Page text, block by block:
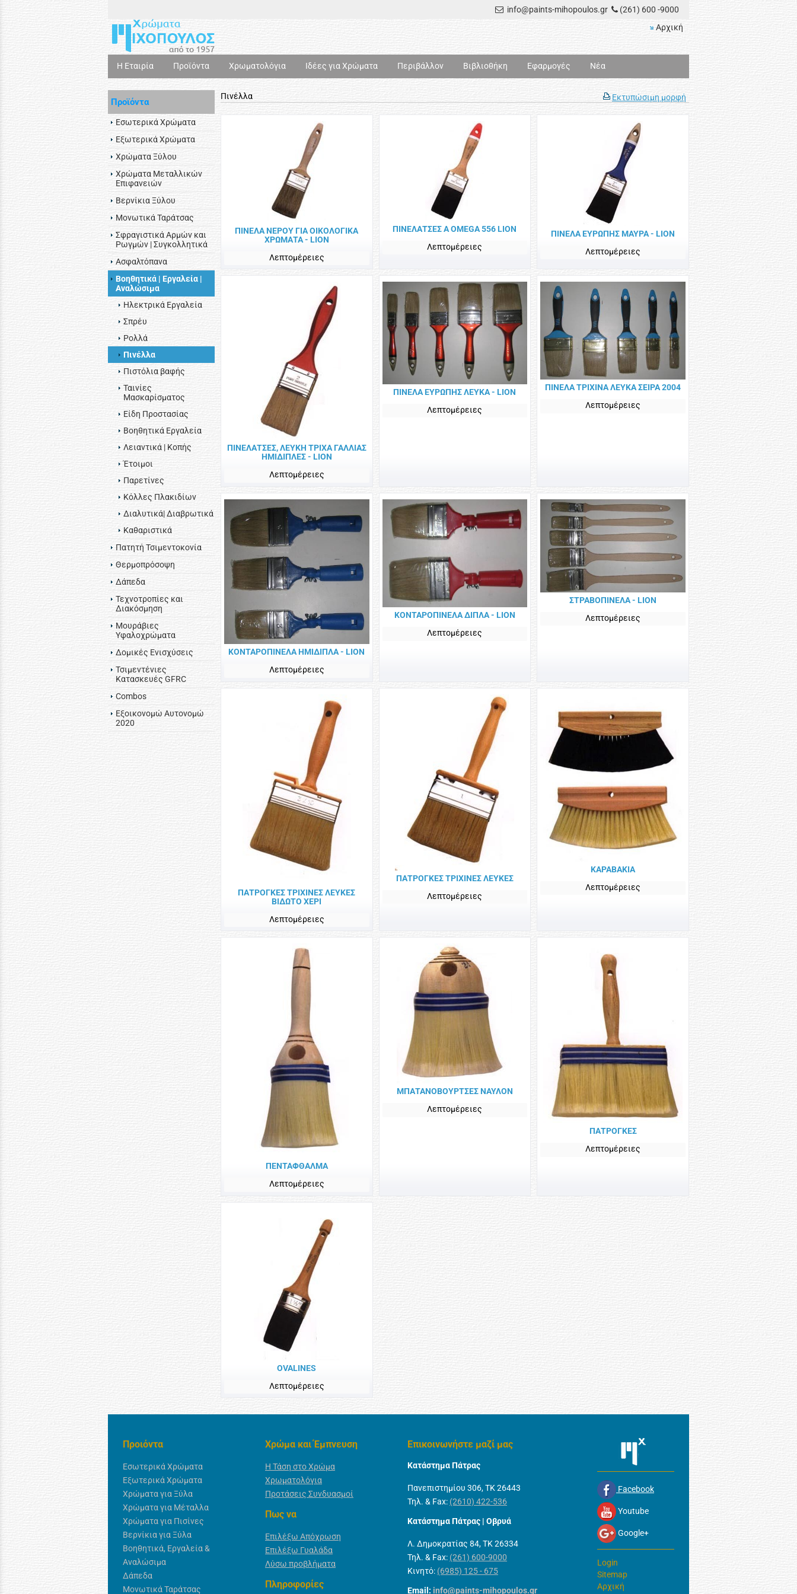
info@paints-mihopoulos.gr
(261) 600 -9000
Αρχική
Η Εταιρία Προϊόντα Χρωματολόγια Ιδέες για Χρώματα Περιβάλλον Βιβλιοθήκη Εφαρμογές Νέα
Προϊόντα
Εσωτερικά Χρώματα
Εξωτερικά Χρώματα
Χρώματα Ξύλου
Χρώματα Μεταλλικών
Επιφανειών
Βερνίκια Ξύλου
Μονωτικά Ταράτσας
Σφραγιστικά Αρμών και
Ρωγμών | Συγκολλητικά
Ασφαλτόπανα
Βοηθητικά | Εργαλεία |
Αναλώσιμα
Ηλεκτρικά Εργαλεία
Σπρέυ
Ρολλά
Πινέλλα
Πιστόλια βαφής
Ταινίες
Μασκαρίσματος
Είδη Προστασίας
Βοηθητικά Εργαλεία
Λειαντικά | Κοπής
Έτοιμοι
Παρετίνες
Κόλλες Πλακιδίων
Διαλυτικά| Διαβρωτικά
Καθαριστικά
Πατητή Τσιμεντοκονία
Θερμοπρόσοψη
Δάπεδα
Τεχνοτροπίες και
Διακόσμηση
Μουράβιες
Υφαλοχρώματα
Δομικές Ενισχύσεις
Τσιμεντένιες
Κατασκευές GFRC
Combos
Εξοικονομώ Αυτονομώ
2020
Εκτυπώσιμη μορφή
Πινέλλα
ΠΙΝΕΛΑ ΝΕΡΟΥ ΓΙΑ ΟΙΚΟΛΟΓΙΚΑ
ΧΡΩΜΑΤΑ - LION
Λεπτομέρειες
ΠΙΝΕΛΑΤΣΕΣ Α OMEGA 556 LION
Λεπτομέρειες
ΠΙΝΕΛΑ ΕΥΡΩΠΗΣ ΜΑΥΡΑ - LION
Λεπτομέρειες
ΠΙΝΕΛΑΤΣΕΣ, ΛΕΥΚΗ ΤΡΙΧΑ ΓΑΛΛΙΑΣ
ΗΜΙΔΙΠΛΕΣ - LION
Λεπτομέρειες
ΠΙΝΕΛΑ ΕΥΡΩΠΗΣ ΛΕΥΚΑ - LION
Λεπτομέρειες
ΠΙΝΕΛΑ ΤΡΙΧΙΝΑ ΛΕΥΚΑ ΣΕΙΡΑ 2004
Λεπτομέρειες
ΚΟΝΤΑΡΟΠΙΝΕΛΑ HMIΔΙΠΛΑ - LION
Λεπτομέρειες
ΚΟΝΤΑΡΟΠΙΝΕΛΑ ΔΙΠΛΑ - LION
Λεπτομέρειες
ΣΤΡΑΒΟΠΙΝΕΛΑ - LION
Λεπτομέρειες
ΠΑΤΡΟΓΚΕΣ ΤΡΙΧΙΝΕΣ ΛΕΥΚΕΣ
ΒΙΔΩΤΟ ΧΕΡΙ
Λεπτομέρειες
ΠΑΤΡΟΓΚΕΣ ΤΡΙΧΙΝΕΣ ΛΕΥΚΕΣ
Λεπτομέρειες
ΚΑΡΑΒΑΚΙΑ
Λεπτομέρειες
ΠΕΝΤΑΦΘΑΛΜΑ
Λεπτομέρειες
ΜΠΑΤΑNOΒΟΥΡΤΣΕΣ ΝΑΥΛΟΝ
Λεπτομέρειες
ΠΑΤΡΟΓΚΕΣ
Λεπτομέρειες
OVALINES
Λεπτομέρειες
Προιόντα
Εσωτερικά Χρώματα
Εξωτερικά Χρώματα
Χρώματα για Ξύλα
Χρώματα για Μέταλλα
Χρώματα για Πισίνες
Βερνίκια για Ξύλα
Βοηθητικά, Εργαλεία &
Αναλώσιμα
Δάπεδα
Μονωτικά Ταράτσας
Χρώμα και Έμπνευση
Η Τάση στο Χρώμα
Χρωματολόγια
Προτάσεις Συνδυασμοί
Πως να
Επιλέξω Απόχρωση
Επιλέξω Γυαλάδα
Λύσω προβλήματα
Πληροφορίες
Επικοινωνήστε μαζί μας
Κατάστημα Πάτρας
Πανεπιστημίου 306, ΤΚ 26443
Τηλ. & Fax: (2610) 422-536
Κατάστημα Πάτρας | Οβρυά
Λ. Δημοκρατίας 84, ΤΚ 26334
Τηλ. & Fax: (261) 600-9000
Κινητό: (6985) 125 - 675
Email: info@paints-mihopoulos.gr
Facebook
Youtube
Google+
Login
Sitemap
Αρχική